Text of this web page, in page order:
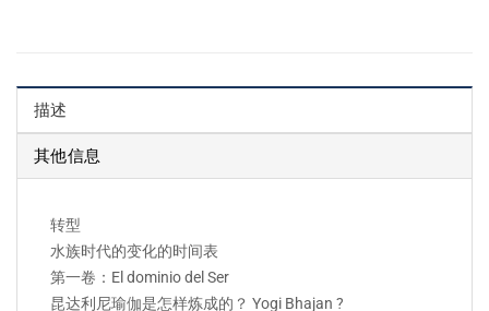
描述
其他信息
转型
水族时代的变化的时间表
第一卷：El dominio del Ser
昆达利尼瑜伽是怎样炼成的？ Yogi Bhajan ?